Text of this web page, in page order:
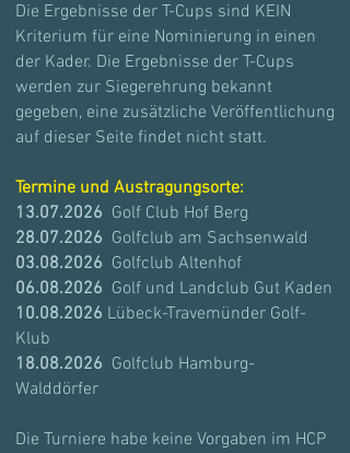
Die Ergebnisse der T-Cups sind KEIN
Kriterium für eine Nominierung in einen
der Kader. Die Ergebnisse der T-Cups
werden zur Siegerehrung bekannt
gegeben, eine zusätzliche Veröffentlichung
auf dieser Seite findet nicht statt.
Termine und Austragungsorte:​
13.07.2026 Golf Club Hof Berg
28.07.2026 Golfclub am Sachsenwald
03.08.2026 Golfclub Altenhof
06.08.2026 Golf und Landclub Gut Kaden
10.08.2026 Lübeck-Travemünder Golf-
Klub
18.08.2026 Golfclub Hamburg-
Walddörfer
Die Turniere habe keine Vorgaben im HCP